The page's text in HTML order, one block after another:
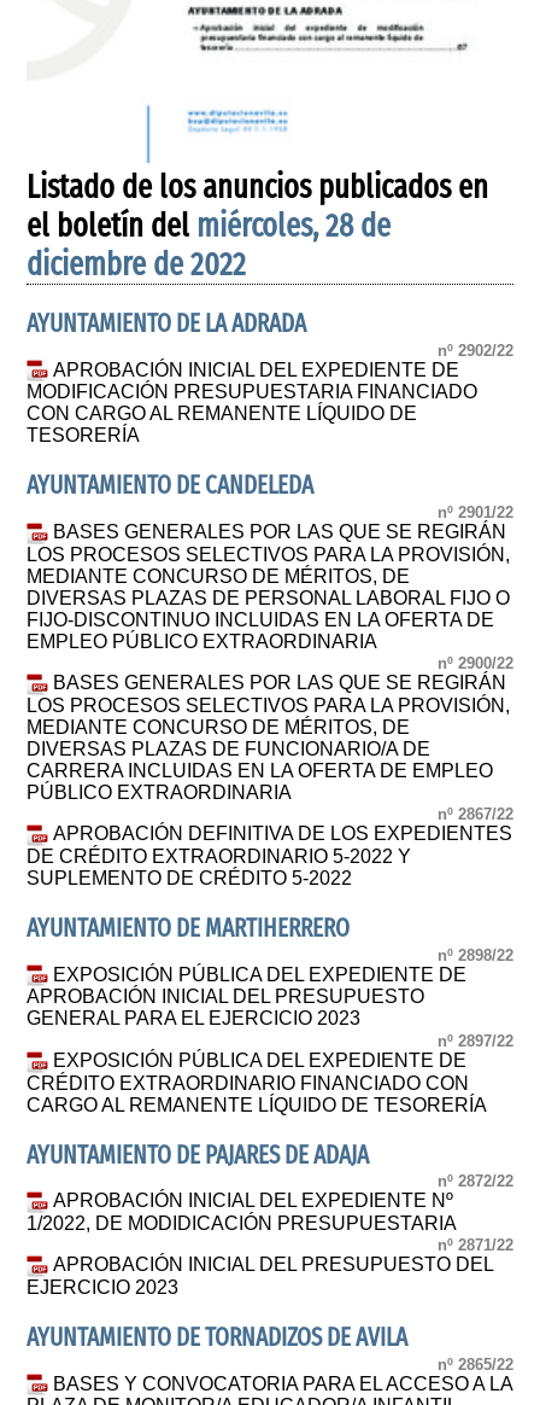
Listado de los anuncios publicados en
el boletín del miércoles, 28 de
diciembre de 2022
AYUNTAMIENTO DE LA ADRADA
nº 2902/22
APROBACIÓN INICIAL DEL EXPEDIENTE DE
MODIFICACIÓN PRESUPUESTARIA FINANCIADO
CON CARGO AL REMANENTE LÍQUIDO DE
TESORERÍA
AYUNTAMIENTO DE CANDELEDA
nº 2901/22
BASES GENERALES POR LAS QUE SE REGIRÁN
LOS PROCESOS SELECTIVOS PARA LA PROVISIÓN,
MEDIANTE CONCURSO DE MÉRITOS, DE
DIVERSAS PLAZAS DE PERSONAL LABORAL FIJO O
FIJO-DISCONTINUO INCLUIDAS EN LA OFERTA DE
EMPLEO PÚBLICO EXTRAORDINARIA
nº 2900/22
BASES GENERALES POR LAS QUE SE REGIRÁN
LOS PROCESOS SELECTIVOS PARA LA PROVISIÓN,
MEDIANTE CONCURSO DE MÉRITOS, DE
DIVERSAS PLAZAS DE FUNCIONARIO/A DE
CARRERA INCLUIDAS EN LA OFERTA DE EMPLEO
PÚBLICO EXTRAORDINARIA
nº 2867/22
APROBACIÓN DEFINITIVA DE LOS EXPEDIENTES
DE CRÉDITO EXTRAORDINARIO 5-2022 Y
SUPLEMENTO DE CRÉDITO 5-2022
AYUNTAMIENTO DE MARTIHERRERO
nº 2898/22
EXPOSICIÓN PÚBLICA DEL EXPEDIENTE DE
APROBACIÓN INICIAL DEL PRESUPUESTO
GENERAL PARA EL EJERCICIO 2023
nº 2897/22
EXPOSICIÓN PÚBLICA DEL EXPEDIENTE DE
CRÉDITO EXTRAORDINARIO FINANCIADO CON
CARGO AL REMANENTE LÍQUIDO DE TESORERÍA
AYUNTAMIENTO DE PAJARES DE ADAJA
nº 2872/22
APROBACIÓN INICIAL DEL EXPEDIENTE Nº
1/2022, DE MODIDICACIÓN PRESUPUESTARIA
nº 2871/22
APROBACIÓN INICIAL DEL PRESUPUESTO DEL
EJERCICIO 2023
AYUNTAMIENTO DE TORNADIZOS DE AVILA
nº 2865/22
BASES Y CONVOCATORIA PARA EL ACCESO A LA